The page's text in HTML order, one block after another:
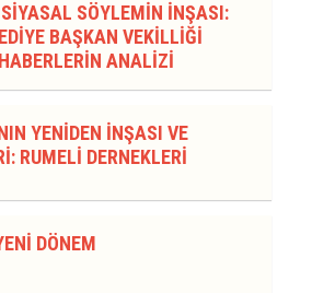
SÖYLEMİN İNŞASI:
BAŞKAN VEKİLLİĞİ
ANALİZİ
YENİDEN İNŞASI VE
RUMELİ DERNEKLERİ
DÖNEM